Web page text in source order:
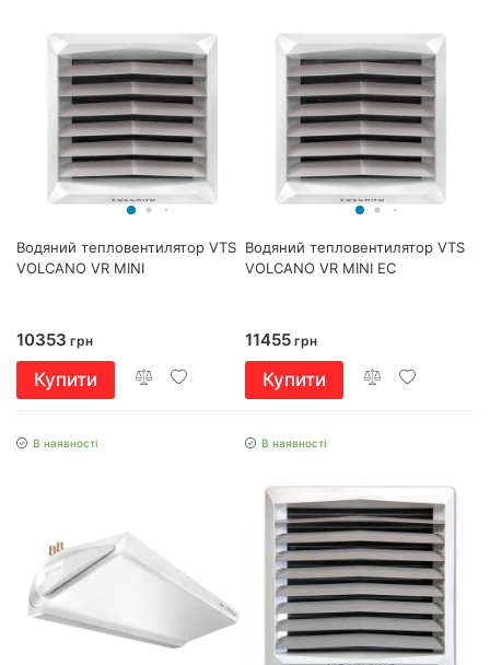
Водяний тепловентилятор VTS
VOLCANO VR MINI
10353 грн
Купити
Водяний тепловентилятор VTS
VOLCANO VR MINI EC
11455 грн
Купити
В наявності В наявності